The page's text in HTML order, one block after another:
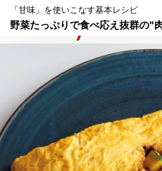
「甘味」を使いこなす基本レシピ
野菜たっぷりで食べ応え抜群の"